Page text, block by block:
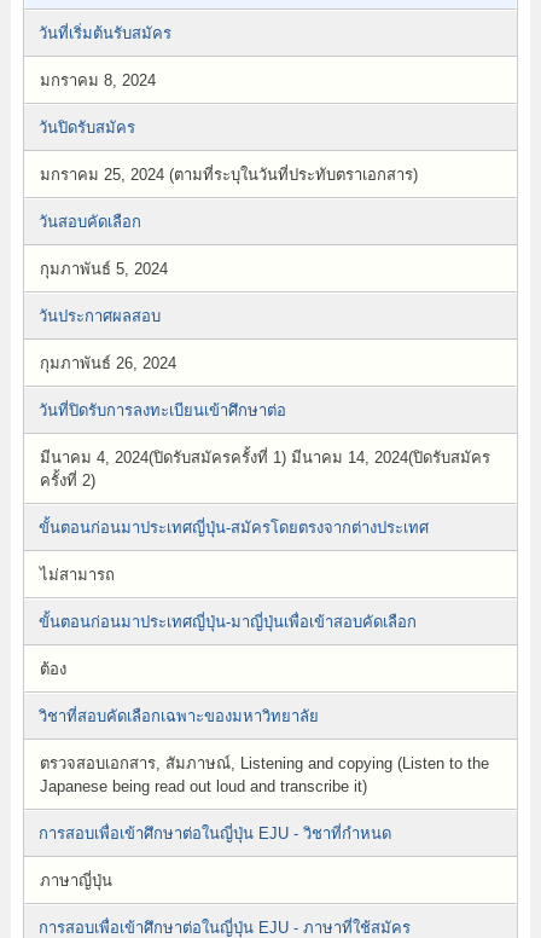
วันที่เริ่มต้นรับสมัคร
มกราคม 8, 2024
วันปิดรับสมัคร
มกราคม 25, 2024 (ตามที่ระบุในวันที่ประทับตราเอกสาร)
วันสอบคัดเลือก
กุมภาพันธ์ 5, 2024
วันประกาศผลสอบ
กุมภาพันธ์ 26, 2024
วันที่ปิดรับการลงทะเบียนเข้าศึกษาต่อ
มีนาคม 4, 2024(ปิดรับสมัครครั้งที่ 1) มีนาคม 14, 2024(ปิดรับสมัคร
ครั้งที่ 2)
ขั้นตอนก่อนมาประเทศญี่ปุ่น-สมัครโดยตรงจากต่างประเทศ
ไม่สามารถ
ขั้นตอนก่อนมาประเทศญี่ปุ่น-มาญี่ปุ่นเพื่อเข้าสอบคัดเลือก
ต้อง
วิชาที่สอบคัดเลือกเฉพาะของมหาวิทยาลัย
ตรวจสอบเอกสาร, สัมภาษณ์, Listening and copying (Listen to the
Japanese being read out loud and transcribe it)
การสอบเพื่อเข้าศึกษาต่อในญี่ปุ่น EJU - วิชาที่กำหนด
ภาษาญี่ปุ่น
การสอบเพื่อเข้าศึกษาต่อในญี่ปุ่น EJU - ภาษาที่ใช้สมัคร